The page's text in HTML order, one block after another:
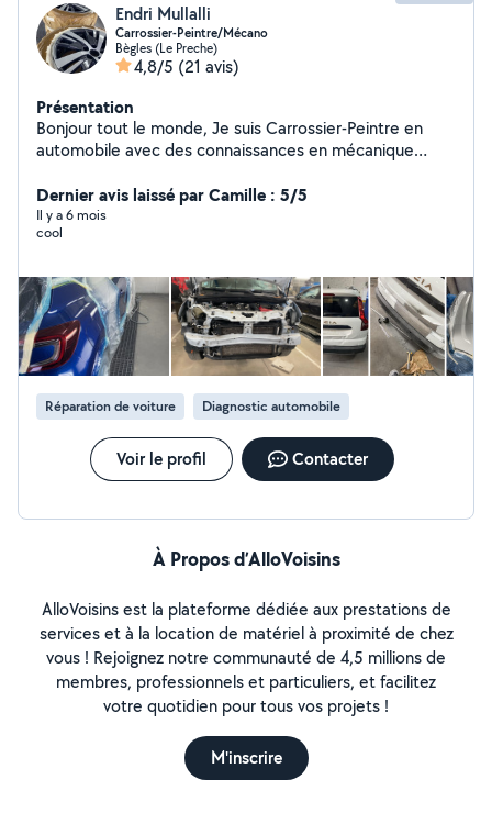
Endri Mullalli
Carrossier-Peintre/Mécano
Bègles (Le Preche)
4,8/5 (21 avis)
Présentation
Bonjour tout le monde, Je suis Carrossier-Peintre en
automobile avec des connaissances en mécanique
intervention sur votre véhicule peu importe le type. Pour
toute information complémentaire n'hésitez pas à me
contacter. Merci à vous!
Dernier avis laissé par Camille : 5/5
Il y a 6 mois
cool
Réparation de voiture Diagnostic automobile
Voir le profil Contacter
À Propos d’AlloVoisins
AlloVoisins est la plateforme dédiée aux prestations de
services et à la location de matériel à proximité de chez
vous ! Rejoignez notre communauté de 4,5 millions de
membres, professionnels et particuliers, et facilitez
votre quotidien pour tous vos projets !
M'inscrire